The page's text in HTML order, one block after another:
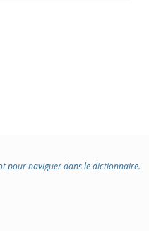
pour naviguer dans le dictionnaire.